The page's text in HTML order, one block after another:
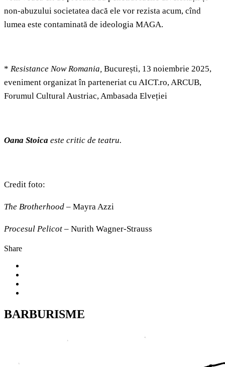
non-abuzului societatea dacă ele vor rezista acum, cînd
lumea este contaminată de ideologia MAGA.
* Resistance Now Romania, București, 13 noiembrie 2025,
eveniment organizat în parteneriat cu AICT.ro, ARCUB,
Forumul Cultural Austriac, Ambasada Elveției
Oana Stoica este critic de teatru.
Credit foto:
The Brotherhood – Mayra Azzi
Procesul Pelicot – Nurith Wagner-Strauss
Share
BARBURISME